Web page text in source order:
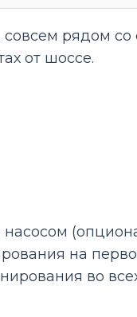
рядом со
от шоссе.
на
во